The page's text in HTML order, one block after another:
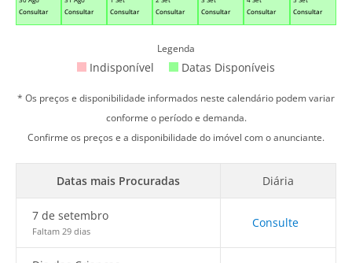
Consultar
Consultar
Consultar
Consultar
Consultar
Consultar
Consultar
Legenda
Indisponível Datas Disponíveis
* Os preços e disponibilidade informados neste calendário podem variar
conforme o período e demanda.
Confirme os preços e a disponibilidade do imóvel com o anunciante.
Datas mais Procuradas Diária
7 de setembro
Faltam 29 dias
Consulte